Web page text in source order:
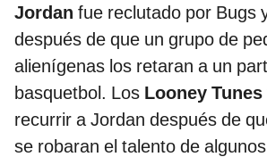
Jordan fue reclutado por Bugs
después de que un grupo de
alienígenas los retaran a un
basquetbol. Los Looney Tunes
recurrir a Jordan después de
se robaran el talento de